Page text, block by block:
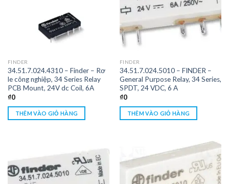
FINDER
34.51.7.024.4310 – Finder – Rơ
le công nghiệp, 34 Series Relay
PCB Mount, 24V dc Coil, 6A
₫0
THÊM VÀO GIỎ HÀNG
FINDER
34.51.7.024.5010 – FINDER –
General Purpose Relay, 34 Series,
SPDT, 24 VDC, 6 A
₫0
THÊM VÀO GIỎ HÀNG